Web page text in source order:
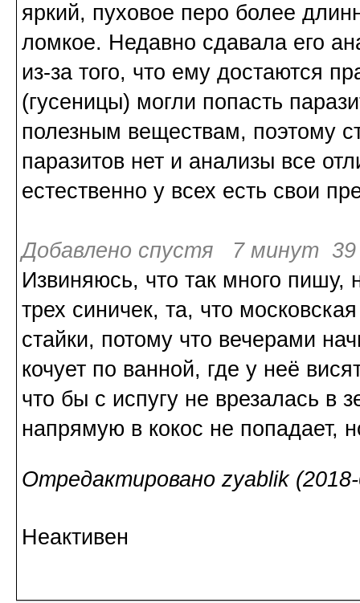
яркий, пуховое перо более
ломкое. Недавно сдавала его
из-за того, что ему достаются
(гусеницы) могли попасть
полезным веществам, поэтому
паразитов нет и анализы все
естественно у всех есть свои
Добавлено спустя 7 минут 39
Извиняюсь, что так много пишу,
трех синичек, та, что
стайки, потому что вечерами
кочует по ванной, где у неё
что бы с испугу не врезалась в
напрямую в кокос не попадает,
Отредактировано zyablik
Неактивен